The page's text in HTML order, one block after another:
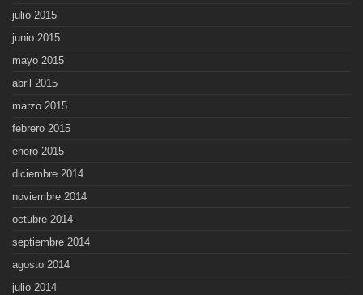
julio 2015
junio 2015
mayo 2015
abril 2015
marzo 2015
febrero 2015
enero 2015
diciembre 2014
noviembre 2014
octubre 2014
septiembre 2014
agosto 2014
julio 2014